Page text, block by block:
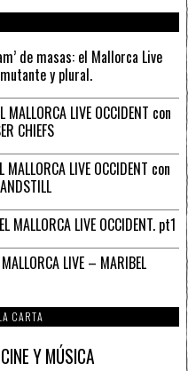
de masas: el Mallorca Live
y plural.
MALLORCA LIVE OCCIDENT con
CHIEFS
LIVE OCCIDENT con
MALLORCA LIVE OCCIDENT. pt1
LIVE – MARIBEL
CARTA
CINE Y MÚSICA